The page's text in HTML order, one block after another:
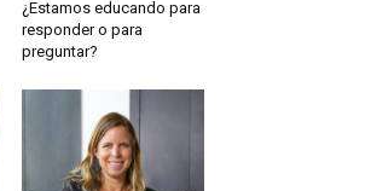
¿Estamos educando para
responder o para
preguntar?